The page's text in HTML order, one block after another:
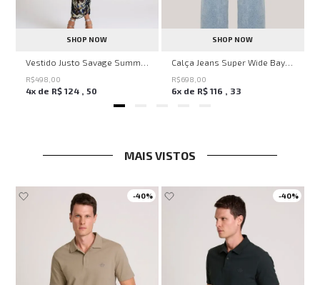
SHOP NOW
R$498 00
4x de R$ 124 , 50
SHOP NOW
R$698 00
6x de R$ 116 , 33
MAIS VISTOS
-40% -40%